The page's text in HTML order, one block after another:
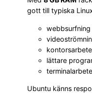
gott till typiska
webbsurfning
kontorsarbete
lättare
terminalarbete
Ubuntu känns